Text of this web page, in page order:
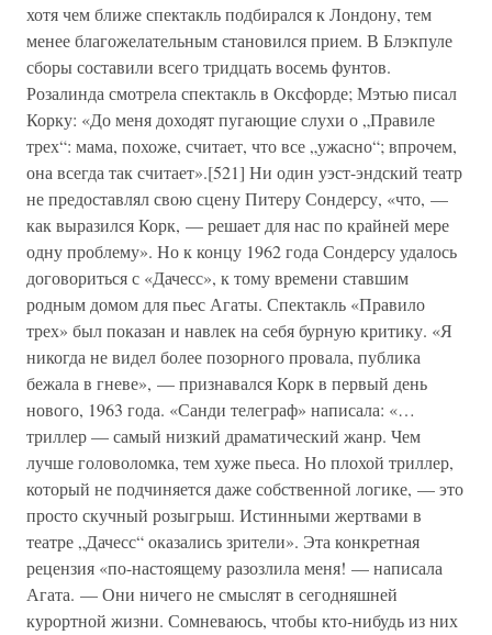
хотя чем ближе спектакль подбирался к Лондону, тем
менее благожелательным становился прием. В Блэкпуле
сборы составили всего тридцать восемь фунтов.
Розалинда смотрела спектакль в Оксфорде; Мэтью писал
Корку: «До меня доходят пугающие слухи о „Правиле
трех“: мама, похоже, считает, что все „ужасно“; впрочем,
она всегда так считает».[521] Ни один уэст-эндский театр
не предоставлял свою сцену Питеру Сондерсу, «что, —
как выразился Корк, — решает для нас по крайней мере
одну проблему». Но к концу 1962 года Сондерсу удалось
договориться с «Дачесс», к тому времени ставшим
родным домом для пьес Агаты. Спектакль «Правило
трех» был показан и навлек на себя бурную критику. «Я
никогда не видел более позорного провала, публика
бежала в гневе», — признавался Корк в первый день
нового, 1963 года. «Санди телеграф» написала: «…
триллер — самый низкий драматический жанр. Чем
лучше головоломка, тем хуже пьеса. Но плохой триллер,
который не подчиняется даже собственной логике, — это
просто скучный розыгрыш. Истинными жертвами в
театре „Дачесс“ оказались зрители». Эта конкретная
рецензия «по-настоящему разозлила меня! — написала
Агата. — Они ничего не смыслят в сегодняшней
курортной жизни. Сомневаюсь, чтобы кто-нибудь из них